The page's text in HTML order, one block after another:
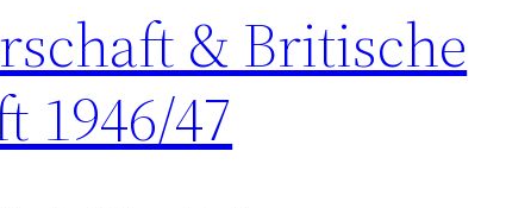
& Britische
1946/47